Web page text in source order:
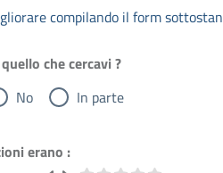
compilando il form
che cercavi ?
No In parte
erano :